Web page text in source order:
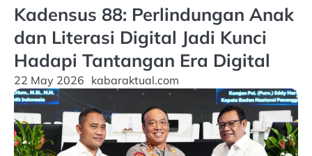
Kadensus 88: Perlindungan Anak
dan Literasi Digital Jadi Kunci
Hadapi Tantangan Era Digital
22 May 2026 kabaraktual.com